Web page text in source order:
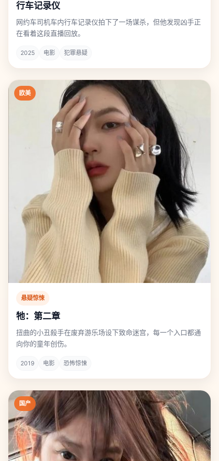
行车记录仪
网约车司机车内行车记录仪拍下了一场谋杀，但他发现凶手正
在看着这段直播回放。
2025 电影 犯罪悬疑
欧美
悬疑惊悚
牠：第二章
扭曲的小丑殺手在废弃游乐场设下致命迷宫，每一个入口都通
向你的童年创伤。
2019 电影 恐怖惊悚
国产